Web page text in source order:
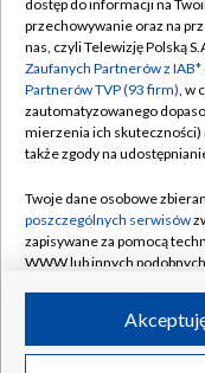
©2026 Telewizja
dostęp do informacji na
przechowywanie oraz na
nas, czyli Telewizję Polską
Zaufanych Partnerów z
Partnerów TVP (93 firm), w
zautomatyzowanego
mierzenia ich skuteczności)
także zgody na
Twoje dane osobowe
poszczególnych serwisów
zapisywane za pomocą
WWW lub innych
ruchu w Internecie.